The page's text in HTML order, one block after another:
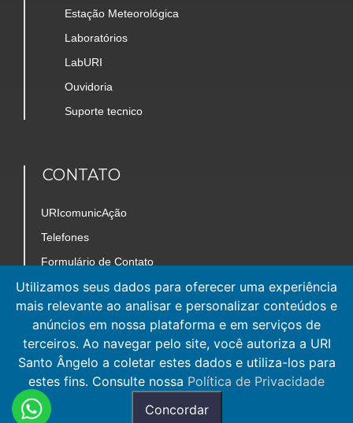
Estação Meteorológica
Laboratórios
LabURI
Ouvidoria
Suporte tecnico
CONTATO
URIcomunicAção
Telefones
Formulário de Contato
Trabalhe Conosco
Mapa do Câmpus
Utilizamos seus dados para oferecer uma experiência
mais relevante ao analisar e personalizar conteúdos e
anúncios em nossa plataforma e em serviços de
terceiros. Ao navegar pelo site, você autoriza a URI
Santo Ângelo a coletar estes dados e utiliza-los para
estes fins. Consulte nossa Política de Privacidade
Concordar